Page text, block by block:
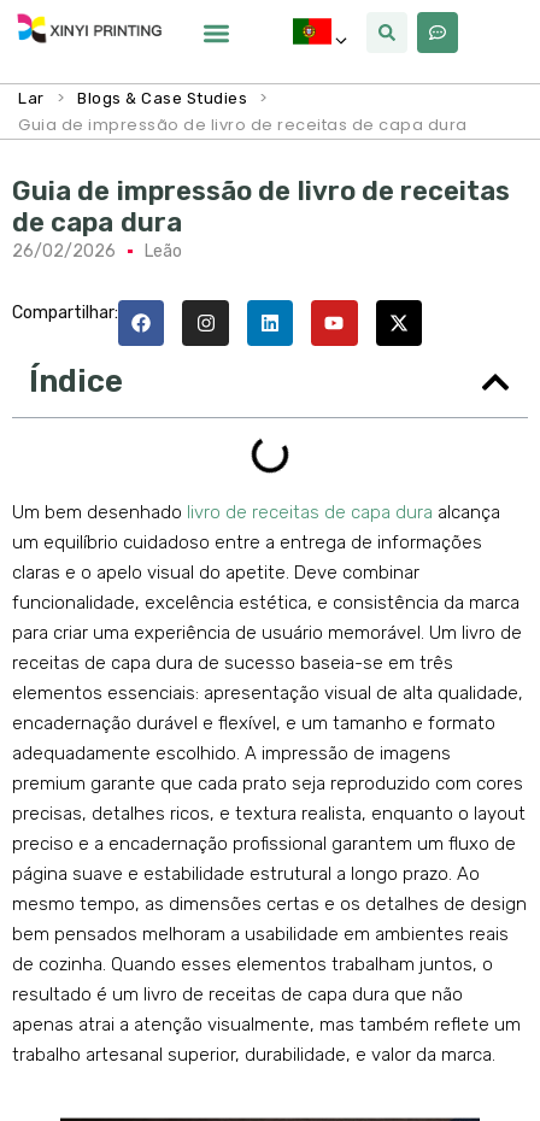
Lar > Blogs & Case Studies
>
Guia de impressão de livro de receitas de capa dura
Guia de impressão de livro de receitas
de capa dura
26/02/2026 Leão
Compartilhar:
Índice
Um bem desenhado livro de receitas de capa dura alcança
um equilíbrio cuidadoso entre a entrega de informações
claras e o apelo visual do apetite. Deve combinar
funcionalidade, excelência estética, e consistência da marca
para criar uma experiência de usuário memorável. Um livro de
receitas de capa dura de sucesso baseia-se em três
elementos essenciais: apresentação visual de alta qualidade,
encadernação durável e flexível, e um tamanho e formato
adequadamente escolhido. A impressão de imagens
premium garante que cada prato seja reproduzido com cores
precisas, detalhes ricos, e textura realista, enquanto o layout
preciso e a encadernação profissional garantem um fluxo de
página suave e estabilidade estrutural a longo prazo. Ao
mesmo tempo, as dimensões certas e os detalhes de design
bem pensados ​​melhoram a usabilidade em ambientes reais
de cozinha. Quando esses elementos trabalham juntos, o
resultado é um livro de receitas de capa dura que não
apenas atrai a atenção visualmente, mas também reflete um
trabalho artesanal superior, durabilidade, e valor da marca.